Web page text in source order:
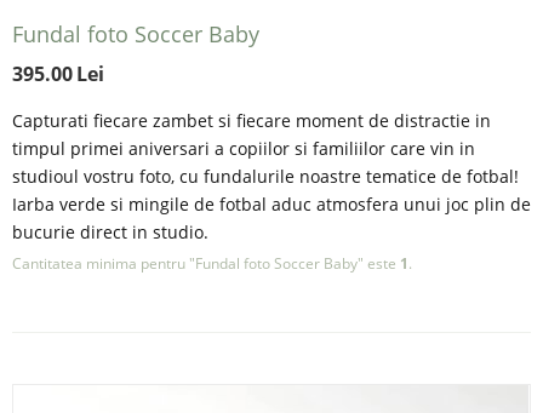
Fundal foto Soccer Baby
395.00Lei
Capturati fiecare zambet si fiecare moment de distractie in
timpul primei aniversari a copiilor si familiilor care vin in
studioul vostru foto, cu fundalurile noastre tematice de fotbal!
Iarba verde si mingile de fotbal aduc atmosfera unui joc plin de
bucurie direct in studio.
Cantitatea minima pentru "Fundal foto Soccer Baby" este 1.